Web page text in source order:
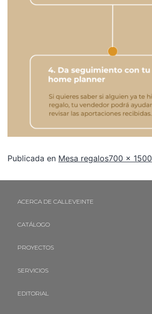
Publicada en Mesa regalos700 × 1500
ACERCA DE CALLEVEINTE
CATÁLOGO
PROYECTOS
SERVICIOS
EDITORIAL